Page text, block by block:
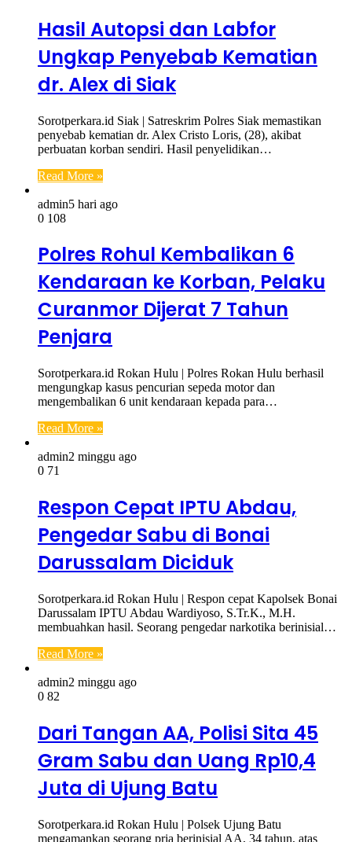
Hasil Autopsi dan Labfor
Ungkap Penyebab Kematian
dr. Alex di Siak
Sorotperkara.id Siak | Satreskrim Polres Siak memastikan
penyebab kematian dr. Alex Cristo Loris, (28), akibat
perbuatan korban sendiri. Hasil penyelidikan…
Read More »
admin5 hari ago
0 108
Polres Rohul Kembalikan 6
Kendaraan ke Korban, Pelaku
Curanmor Dijerat 7 Tahun
Penjara
Sorotperkara.id Rokan Hulu | Polres Rokan Hulu berhasil
mengungkap kasus pencurian sepeda motor dan
mengembalikan 6 unit kendaraan kepada para…
Read More »
admin2 minggu ago
0 71
Respon Cepat IPTU Abdau,
Pengedar Sabu di Bonai
Darussalam Diciduk
Sorotperkara.id Rokan Hulu | Respon cepat Kapolsek Bonai
Darussalam IPTU Abdau Wardiyoso, S.Tr.K., M.H.
membuahkan hasil. Seorang pengedar narkotika berinisial…
Read More »
admin2 minggu ago
0 82
Dari Tangan AA, Polisi Sita 45
Gram Sabu dan Uang Rp10,4
Juta di Ujung Batu
Sorotperkara.id Rokan Hulu | Polsek Ujung Batu
mengamankan seorang pria berinisial AA, 34 tahun, atas